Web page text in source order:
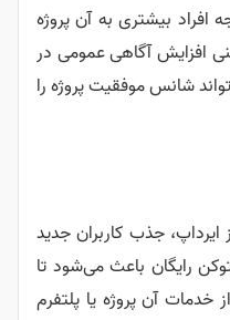
افراد بیشتری به آن پروژه
افزایش آگاهی عمومی در
شانس موفقیت پروژه را
جذب کاربران جدید
رایگان باعث می‌شود تا
خدمات آن پروژه یا پلتفرم